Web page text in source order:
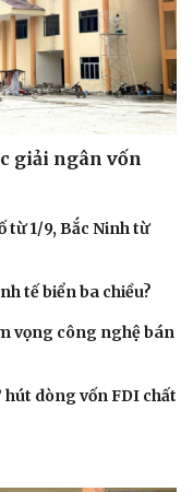
giải ngân vốn
từ 1/9, Bắc Ninh từ
tế biển ba chiều?
vọng công nghệ bán
dòng vốn FDI chất